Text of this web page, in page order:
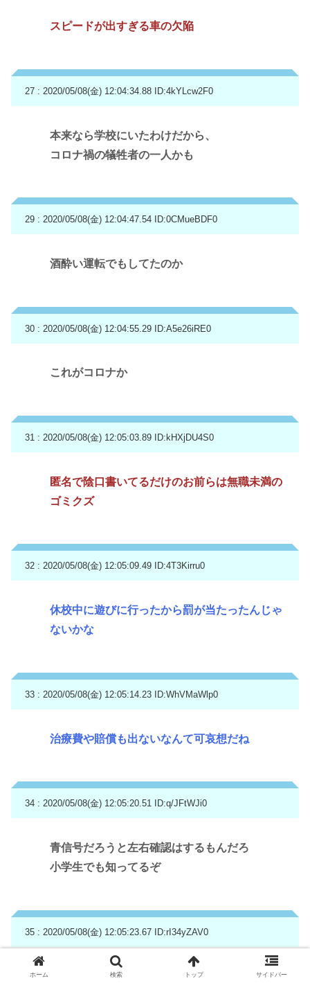
スピードが出すぎる車の欠陥
27 : 2020/05/08(金) 12:04:34.88 ID:4kYLcw2F0
本来なら学校にいたわけだから、
コロナ禍の犠牲者の一人かも
29 : 2020/05/08(金) 12:04:47.54 ID:0CMueBDF0
酒酔い運転でもしてたのか
30 : 2020/05/08(金) 12:04:55.29 ID:A5e26iRE0
これがコロナか
31 : 2020/05/08(金) 12:05:03.89 ID:kHXjDU4S0
匿名で陰口書いてるだけのお前らは無職未満の
ゴミクズ
32 : 2020/05/08(金) 12:05:09.49 ID:4T3Kirru0
休校中に遊びに行ったから罰が当たったんじゃ
ないかな
33 : 2020/05/08(金) 12:05:14.23 ID:WhVMaWlp0
治療費や賠償も出ないなんて可哀想だね
34 : 2020/05/08(金) 12:05:20.51 ID:q/JFtWJi0
青信号だろうと左右確認はするもんだろ
小学生でも知ってるぞ
35 : 2020/05/08(金) 12:05:23.67 ID:rI34yZAV0
ゾンビランドエドカワ
ホーム 検索 トップ サイドバー